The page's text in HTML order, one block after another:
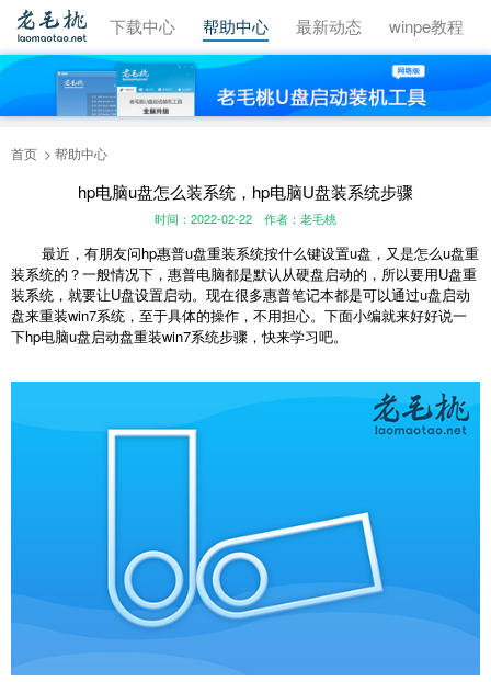
视频教程 下载中心 帮助中心 最新动态 winpe教程
首页 帮助中心
hp电脑u盘怎么装系统，hp电脑U盘装系统步骤
时间：2022-02-22 作者：老毛桃
最近，有朋友问hp惠普u盘重装系统按什么键设置u盘，又是怎么u盘重
装系统的？一般情况下，惠普电脑都是默认从硬盘启动的，所以要用U盘重
装系统，就要让U盘设置启动。现在很多惠普笔记本都是可以通过u盘启动
盘来重装win7系统，至于具体的操作，不用担心。下面小编就来好好说一
下hp电脑u盘启动盘重装win7系统步骤，快来学习吧。